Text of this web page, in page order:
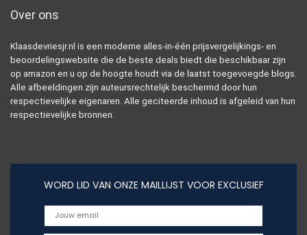
Over ons
Klaasdevriesjr.nl is een moderne alles-in-één prijsvergelijkings- en
beoordelingswebsite die de beste deals biedt die beschikbaar zijn
op amazon en u op de hoogte houdt via de laatst toegevoegde blogs.
Alle afbeeldingen zijn auteursrechtelijk beschermd door hun
respectievelijke eigenaren. Alle geciteerde inhoud is afgeleid van hun
respectievelijke bronnen.
WORD LID VAN ONZE MAILLIJST VOOR EXCLUSIEF